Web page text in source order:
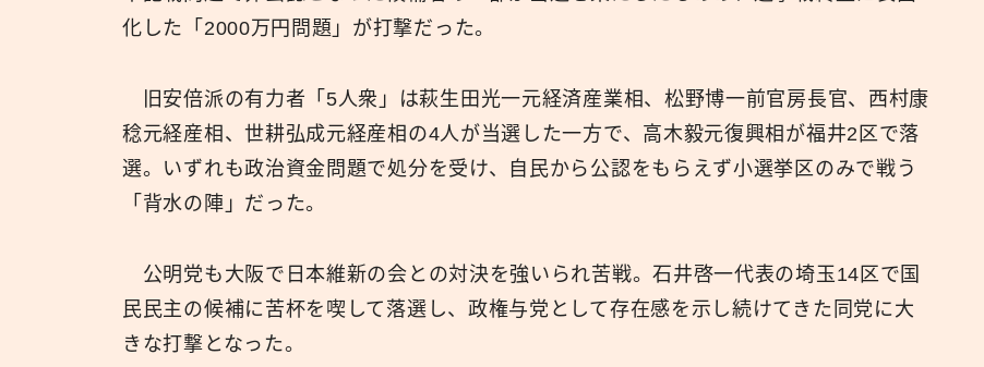
化した「2000万円問題」が打撃だった。
旧安倍派の有力者「5人衆」は萩生田光一元経済産業相、松野博一前官房長官、西村康
稔元経産相、世耕弘成元経産相の4人が当選した一方で、高木毅元復興相が福井2区で落
選。いずれも政治資金問題で処分を受け、自民から公認をもらえず小選挙区のみで戦う
「背水の陣」だった。
公明党も大阪で日本維新の会との対決を強いられ苦戦。石井啓一代表の埼玉14区で国
民民主の候補に苦杯を喫して落選し、政権与党として存在感を示し続けてきた同党に大
きな打撃となった。